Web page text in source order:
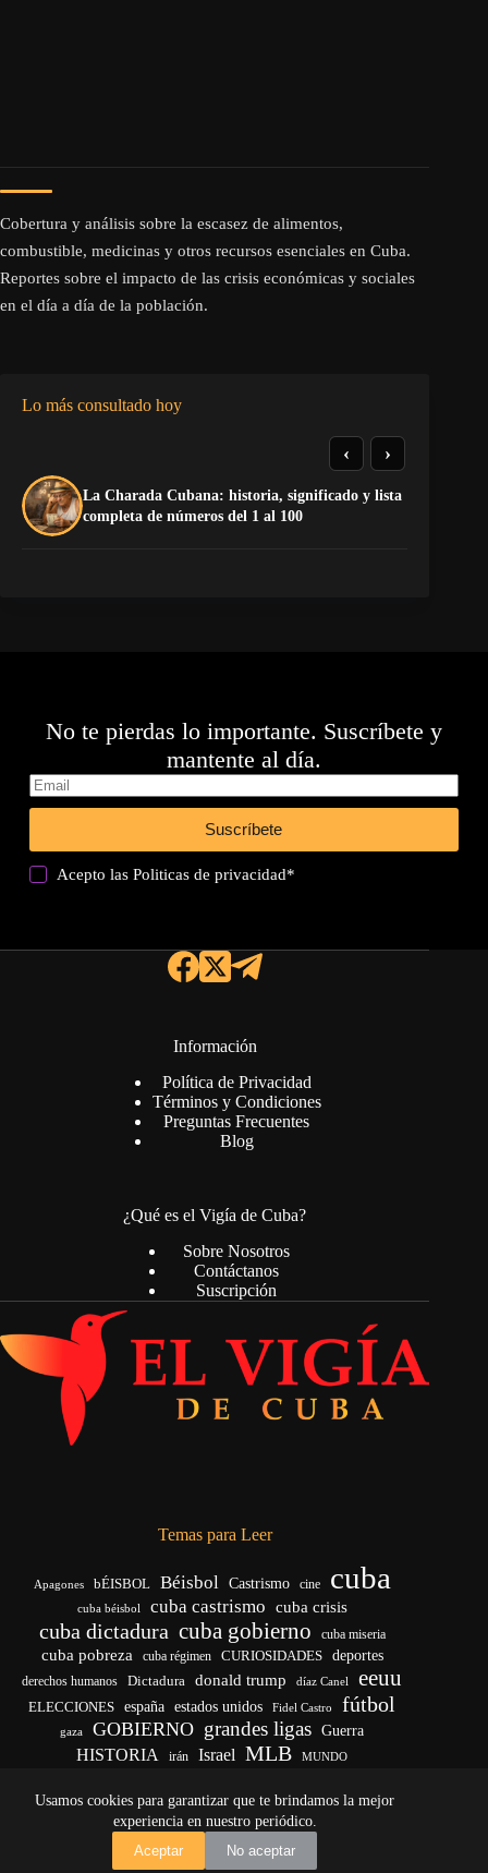
Usamos cookies para garantizar que te brindamos la mejor
experiencia en nuestro periódico.
Aceptar
No aceptar
Cobertura y análisis sobre la escasez de alimentos,
combustible, medicinas y otros recursos esenciales en Cuba.
Reportes sobre el impacto de las crisis económicas y sociales
en el día a día de la población.
Lo más consultado hoy
La Charada Cubana: historia, significado y lista
completa de números del 1 al 100
‹ ›
No te pierdas lo importante. Suscríbete y
mantente al día.
Suscríbete
Acepto lasPoliticas de privacidad*
Información
Política de Privacidad
Términos y Condiciones
Preguntas Frecuentes
Blog
¿Qué es el Vigía de Cuba?
Sobre Nosotros
Contáctanos
Suscripción
Temas para Leer
Apagones bÉISBOL Béisbol Castrismo cine cuba
cuba béisbol cuba castrismo cuba crisis
cuba dictadura cuba gobierno cuba miseria
cuba pobreza cuba régimen CURIOSIDADES deportes
derechos humanos Dictadura donald trump díaz Canel eeuu
ELECCIONES españa estados unidos Fidel Castro fútbol
gaza GOBIERNO grandes ligas Guerra
HISTORIA irán Israel MLB MUNDO
Rusia
régimen cubano Trump Ucrania venezuela vida yankees
Copyright © 2026 - El Vigía de Cuba
Desarrollo, mantenimiento web y SEO por